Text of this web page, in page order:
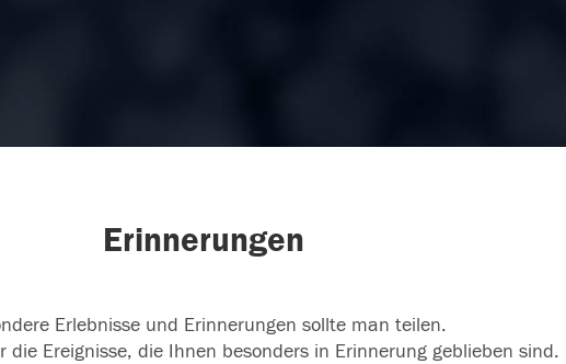
Erinnerungen
Erlebnisse und Erinnerungen sollte man teilen.
die Ereignisse, die Ihnen besonders in Erinnerung geblieben sind.